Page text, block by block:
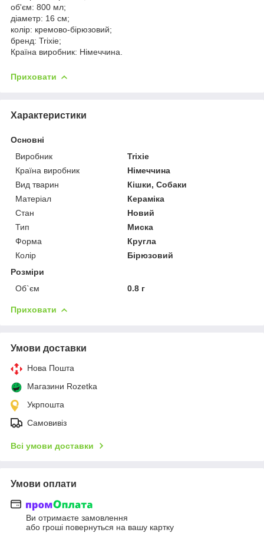
об'єм: 800 мл;
діаметр: 16 см;
колір: кремово-бірюзовий;
бренд: Trixie;
Країна виробник: Німеччина.
Приховати
Характеристики
Основні
Виробник
Trixie
Країна виробник
Німеччина
Вид тварин
Кішки, Собаки
Матеріал
Кераміка
Стан
Новий
Тип
Миска
Форма
Кругла
Колір
Бірюзовий
Розміри
Об`єм
0.8 г
Приховати
Умови доставки
Нова Пошта
Магазини Rozetka
Укрпошта
Самовивіз
Всі умови доставки
Умови оплати
Ви отримаєте замовлення
або гроші повернуться на вашу картку